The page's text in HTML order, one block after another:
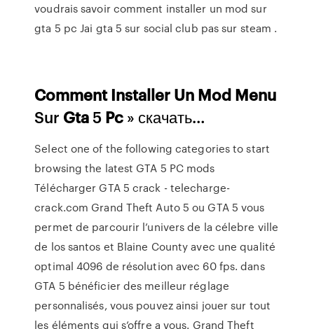
voudrais savoir comment installer un mod sur
gta 5 pc Jai gta 5 sur social club pas sur steam .
CommentInstaller Un Mod Menu
Sur Gta5 Pc » скачать…
Select one of the following categories to start
browsing the latest GTA 5 PC mods
Télécharger GTA 5 crack - telecharge-
crack.com Grand Theft Auto 5 ou GTA 5 vous
permet de parcourir l’univers de la célebre ville
de los santos et Blaine County avec une qualité
optimal 4096 de résolution avec 60 fps. dans
GTA 5 bénéficier des meilleur réglage
personnalisés, vous pouvez ainsi jouer sur tout
les éléments qui s’offre a vous. Grand Theft